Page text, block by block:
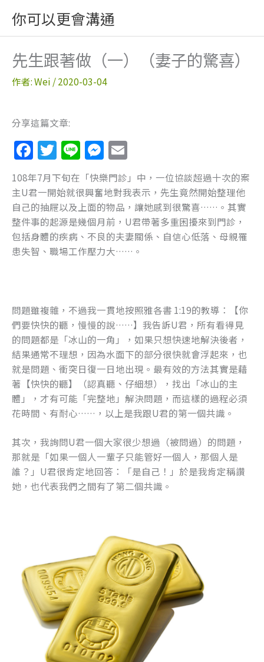
主
你可以更會溝通
先生跟著做（一）（妻子的驚喜）
作者:Wei /2020-03-04
分享這篇文章:
F
a
c
e
b
o
o
T
w
itt
er
Li
n
e
M
e
ss
e
n
g
er
m
ai
l
108年7月下旬在「快樂門診」中，一位協談超過十次的案
主U君一開始就很興奮地對我表示，先生竟然開始整理他
自己的抽屜以及上面的物品，讓她感到很驚喜……。其實
整件事的起源是幾個月前，U君帶著多重困擾來到門診，
包括身體的疾病、不良的夫妻關係、自信心低落、母親罹
患失智、職場工作壓力大……。
問題雖複雜，不過我一貫地按照雅各書 1:19的教導：【你
們要快快的聽，慢慢的說……】我告訴U君，所有看得見
的問題都是「冰山的一角」，如果只想快速地解決後者，
結果通常不理想，因為水面下的部分很快就會浮起來，也
就是問題、衝突日復一日地出現。最有效的方法其實是藉
著【快快的聽】（認真聽、仔細想），找出「冰山的主
體」，才有可能「完整地」解決問題，而這樣的過程必須
花時間、有耐心……，以上是我跟U君的第一個共識。
其次，我詢問U君一個大家很少想過（被問過）的問題，
那就是「如果一個人一輩子只能管好一個人，那個人是
誰？」U君很肯定地回答：「是自己！」於是我肯定稱讚
她，也代表我們之間有了第二個共識。